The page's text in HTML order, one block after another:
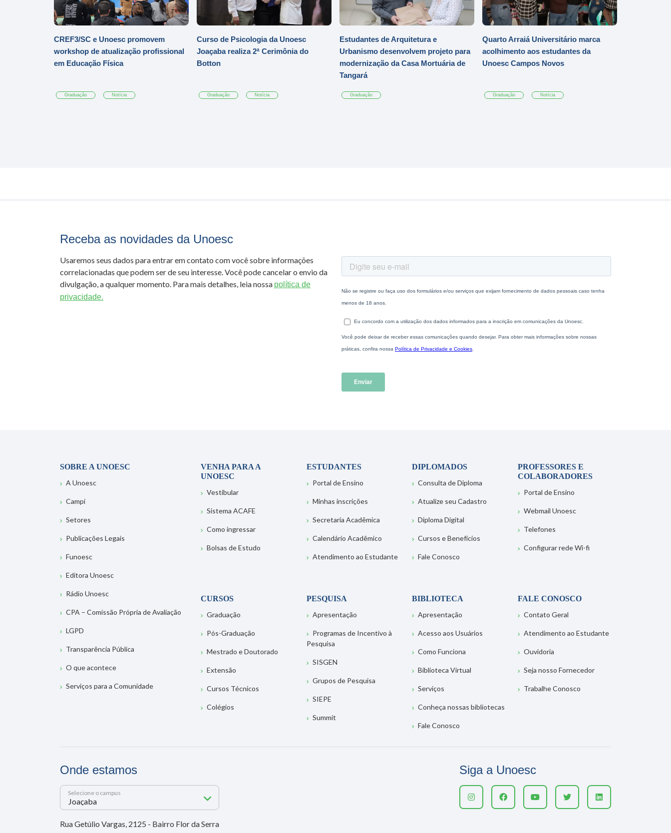
CREF3/SC e Unoesc promovem
workshop de atualização profissional
em Educação Física
Graduação Notícia
Curso de Psicologia da Unoesc
Joaçaba realiza 2ª Cerimônia do
Botton
Graduação Notícia
Estudantes de Arquitetura e
Urbanismo desenvolvem projeto para
modernização da Casa Mortuária de
Tangará
Graduação
Quarto Arraiá Universitário marca
acolhimento aos estudantes da
Unoesc Campos Novos
Graduação Notícia
Receba as novidades da Unoesc
Usaremos seus dados para entrar em contato com você sobre informações
correlacionadas que podem ser de seu interesse. Você pode cancelar o envio da
divulgação, a qualquer momento. Para mais detalhes, leia nossa política de
privacidade.
SOBRE A UNOESC
A Unoesc
Campi
Setores
Publicações Legais
Funoesc
Editora Unoesc
Rádio Unoesc
CPA – Comissão Própria de Avaliação
LGPD
Transparência Pública
O que acontece
Serviços para a Comunidade
VENHA PARA A
UNOESC
Vestibular
Sistema ACAFE
Como ingressar
Bolsas de Estudo
ESTUDANTES
Portal de Ensino
Minhas inscrições
Secretaria Acadêmica
Calendário Acadêmico
Atendimento ao Estudante
DIPLOMADOS
Consulta de Diploma
Atualize seu Cadastro
Diploma Digital
Cursos e Benefícios
Fale Conosco
PROFESSORES E
COLABORADORES
Portal de Ensino
Webmail Unoesc
Telefones
Configurar rede Wi-fi
CURSOS
Graduação
Pós-Graduação
Mestrado e Doutorado
Extensão
Cursos Técnicos
Colégios
PESQUISA
Apresentação
Programas de Incentivo à
Pesquisa
SISGEN
Grupos de Pesquisa
SIEPE
Summit
BIBLIOTECA
Apresentação
Acesso aos Usuários
Como Funciona
Biblioteca Virtual
Serviços
Conheça nossas bibliotecas
Fale Conosco
FALE CONOSCO
Contato Geral
Atendimento ao Estudante
Ouvidoria
Seja nosso Fornecedor
Trabalhe Conosco
Onde estamos
Selecione o campus
Rua Getúlio Vargas, 2125 - Bairro Flor da Serra
Siga a Unoesc